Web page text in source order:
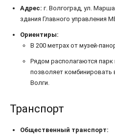
Адрес: г. Волгоград, ул.
здания Главного управления
Ориентиры:
В 200 метрах от музей-
Рядом располагаются
позволяет комбинировать
Волги.
Транспорт
Общественный транспорт: